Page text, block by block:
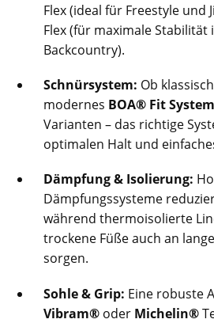
Flex (ideal für Freestyle und
Flex (für maximale Stabilität
Backcountry).
Schnürsystem: Ob
modernes BOA® Fit System
Varianten – das richtige
optimalen Halt und
Dämpfung & Isolierung:
Dämpfungssysteme
während thermoisolierte
trockene Füße auch an
sorgen.
Sohle & Grip: Eine robuste
Vibram® oder Michelin®